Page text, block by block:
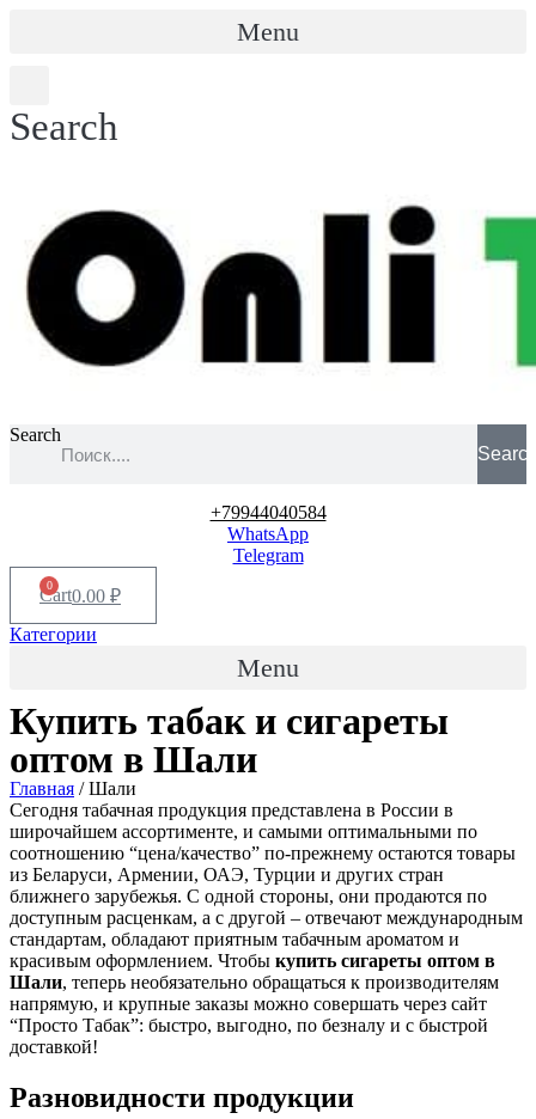
Menu
Search
Search
+79944040584
WhatsApp
Telegram
0.00 ₽
0
Cart
Категории
Menu
Купить табак и сигареты
оптом в Шали
Главная / Шали
Сегодня табачная продукция представлена в России в
широчайшем ассортименте, и самыми оптимальными по
соотношению “цена/качество” по-прежнему остаются товары
из Беларуси, Армении, ОАЭ, Турции и других стран
ближнего зарубежья. С одной стороны, они продаются по
доступным расценкам, а с другой – отвечают международным
стандартам, обладают приятным табачным ароматом и
красивым оформлением. Чтобы купить сигареты оптом в
Шали, теперь необязательно обращаться к производителям
напрямую, и крупные заказы можно совершать через сайт
“Просто Табак”: быстро, выгодно, по безналу и с быстрой
доставкой!
Разновидности продукции